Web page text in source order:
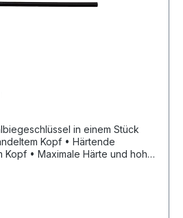
in einem Stück
Kopf • Härtende
und hohe